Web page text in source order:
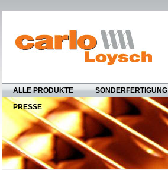
ALLE PRODUKTE SONDERFERTIGUNG
PRESSE